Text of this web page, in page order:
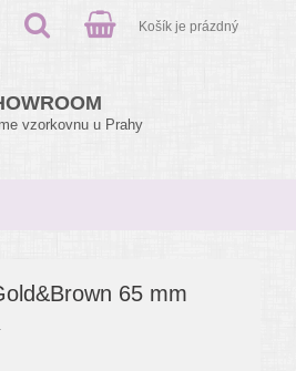
Košík je prázdný
vzorkovnu u Prahy
65 mm